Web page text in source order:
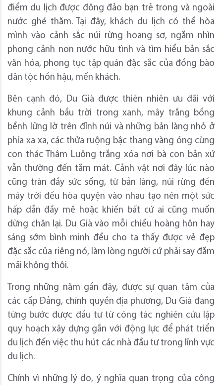
điểm du lịch được đông đảo bạn trẻ trong và ngoài
nước ghé thăm. Tại đây, khách du lịch có thể hòa
mình vào cảnh sắc núi rừng hoang sơ, ngắm nhìn
phong cảnh non nước hữu tình và tìm hiểu bản sắc
văn hóa, phong tục tập quán đặc sắc của đồng bào
dân tộc hồn hậu, mến khách.
Bên cạnh đó, Du Già được thiên nhiên ưu đãi với
khung cảnh bầu trời trong xanh, mây trắng bồng
bềnh lững lờ trên đỉnh núi và những bản làng nhỏ ở
phía xa xa, các thửa ruộng bậc thang vàng óng cùng
con thác Thâm Luông trắng xóa nơi bà con bản xứ
vẫn thường đến tắm mát. Cảnh vật nơi đây lúc nào
cũng tràn đầy sức sống, từ bản làng, núi rừng đến
mây trời đều hòa quyện vào nhau tạo nên một sức
hấp dẫn đầy mê hoặc khiến bất cứ ai cũng muốn
dừng chân lại. Du Già vào mỗi chiều hoàng hôn hay
sáng sớm bình minh đều cho ta thấy được vẻ đẹp
đặc sắc của riêng nó, làm lòng người cứ phải say đắm
mãi không thôi.
Trong những năm gần đây, được sự quan tâm của
các cấp Đảng, chính quyền địa phương, Du Già đang
từng bước được đầu tư từ công tác nghiên cứu lập
quy hoạch xây dựng gắn với động lực để phát triển
du lịch đến việc thu hút các nhà đầu tư trong lĩnh vực
du lịch.
Chính vì những lý do, ý nghĩa quan trọng của công